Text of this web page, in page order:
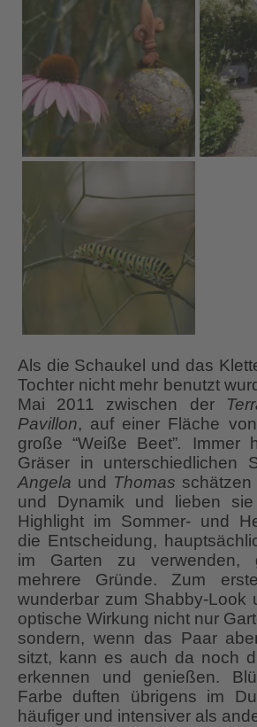
Als die Schaukel und das
Tochter nicht mehr benutzt
Mai 2011 zwischen der
Pavillon, auf einer Fläche
große “Weiße Beet”.
Immer
Gräser in unterschiedlichen
Angela und Thomas schätzen
und Dynamik und lieben
Highlight im Sommer- und
die Entscheidung,
im Garten zu verwenden,
mehrere Gründe. Zum
wunderbar zum Shabby-Look
optische Wirkung nicht nur
sondern, wenn das Paar
sitzt, kann es auch da noch
erkennen und genießen.
Farbe duften übrigens im
häufiger und intensiver als